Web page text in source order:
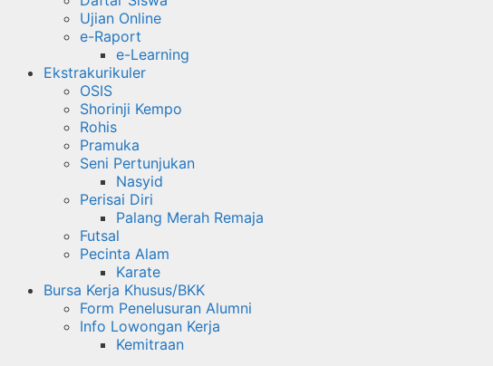
Ujian Online
e-Raport
e-Learning
Ekstrakurikuler
OSIS
Shorinji Kempo
Rohis
Pramuka
Seni Pertunjukan
Nasyid
Perisai Diri
Palang Merah Remaja
Futsal
Pecinta Alam
Karate
Bursa Kerja Khusus/BKK
Form Penelusuran Alumni
Info Lowongan Kerja
Kemitraan